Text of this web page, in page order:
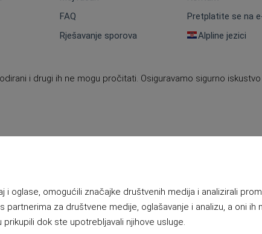
FAQ
Rješavanje sporova
Pretplatite se na
Alpline jezici
i drugi ih ne mogu pročitati. Osiguravamo sigurno
oglase, omogućili značajke društvenih medija i analizirali
za društvene medije, oglašavanje i analizu, a oni ih
dok ste upotrebljavali njihove usluge.